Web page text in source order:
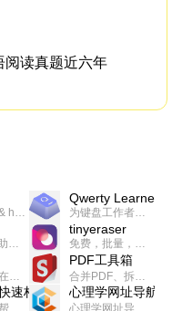
阅读真题近六年
Qwerty Learner
为键盘工作者设计的单词与肌肉记忆锻炼软件
tinyeraser
PDF工具箱
合并PDF、拆分PDF、旋转PDF、裁剪PDF、转换PDF、加密PDF、解密PDF、PDF加水印等多种PDF处理功能
速构建网站应用
这是一款能帮助你快速构建个人网站的应用，使用最新的前端技术栈，集成登录、鉴权、手机、邮箱、数据库、博客、文章、支付等等网站所需要的功能，你只需要花几个小时开发你的核心功能就可以上线，一次购买，永久拥有
心理学网址导航